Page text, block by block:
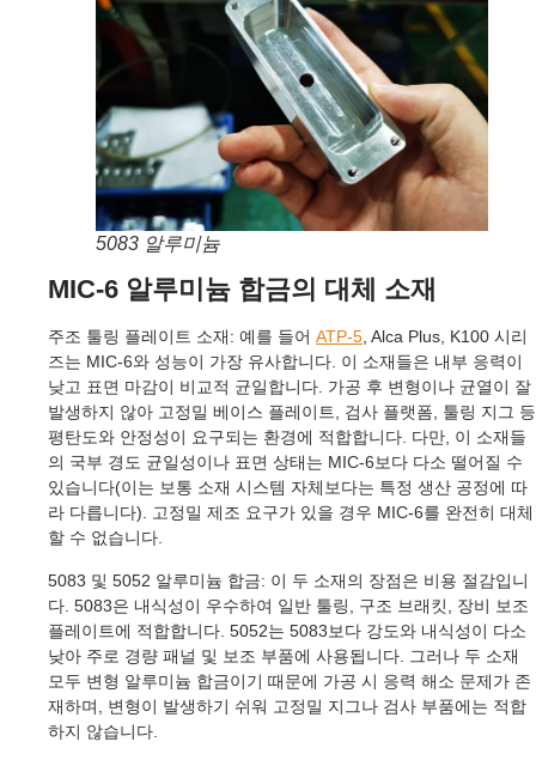
5083 알루미늄
MIC-6 알루미늄 합금의 대체 소재
주조 툴링 플레이트 소재: 예를 들어 ATP-5, Alca Plus, K100 시리
즈는 MIC-6와 성능이 가장 유사합니다. 이 소재들은 내부 응력이
낮고 표면 마감이 비교적 균일합니다. 가공 후 변형이나 균열이 잘
발생하지 않아 고정밀 베이스 플레이트, 검사 플랫폼, 툴링 지그 등
평탄도와 안정성이 요구되는 환경에 적합합니다. 다만, 이 소재들
의 국부 경도 균일성이나 표면 상태는 MIC-6보다 다소 떨어질 수
있습니다(이는 보통 소재 시스템 자체보다는 특정 생산 공정에 따
라 다릅니다). 고정밀 제조 요구가 있을 경우 MIC-6를 완전히 대체
할 수 없습니다.
5083 및 5052 알루미늄 합금: 이 두 소재의 장점은 비용 절감입니
다. 5083은 내식성이 우수하여 일반 툴링, 구조 브래킷, 장비 보조
플레이트에 적합합니다. 5052는 5083보다 강도와 내식성이 다소
낮아 주로 경량 패널 및 보조 부품에 사용됩니다. 그러나 두 소재
모두 변형 알루미늄 합금이기 때문에 가공 시 응력 해소 문제가 존
재하며, 변형이 발생하기 쉬워 고정밀 지그나 검사 부품에는 적합
하지 않습니다.